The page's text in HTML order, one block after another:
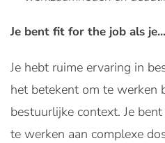
Je bent fit for the job als je...
Je hebt ruime ervaring in
het betekent om te werken
bestuurlijke context. Je
te werken aan complexe